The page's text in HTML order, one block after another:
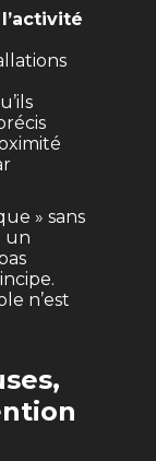
» sans
un
n’est